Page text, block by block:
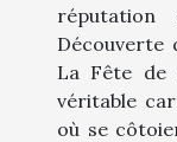
Découverte
La Fête de
véritable
où se